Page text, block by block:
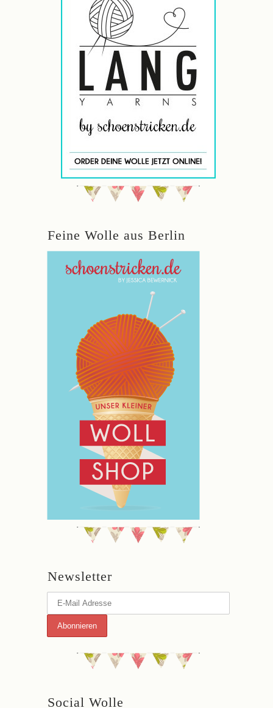
Feine Wolle aus Berlin
Newsletter
Social Wolle